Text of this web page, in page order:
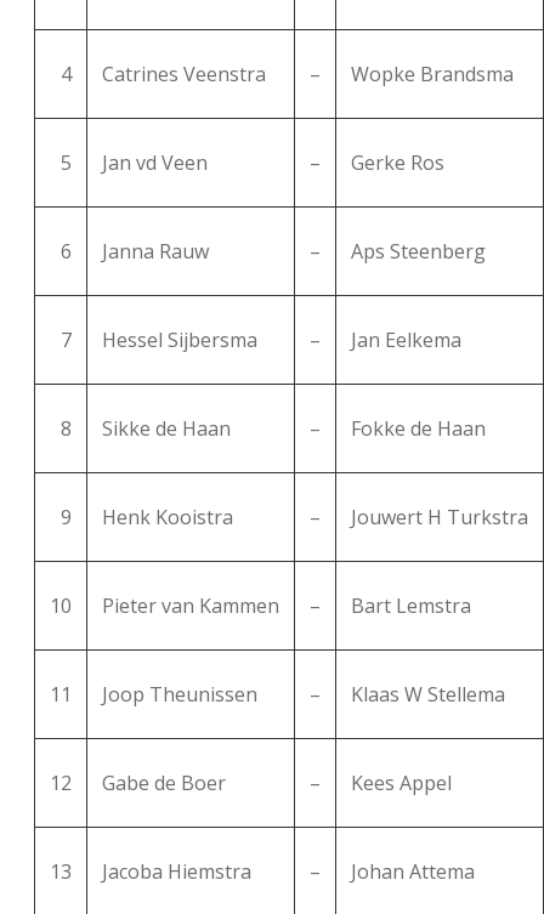
facebook
instagram
4 Catrines Veenstra – Wopke Brandsma
5 Jan vd Veen – Gerke Ros
6 Janna Rauw – Aps Steenberg
7 Hessel Sijbersma – Jan Eelkema
8 Sikke de Haan – Fokke de Haan
9 Henk Kooistra – Jouwert H Turkstra
10 Pieter van Kammen – Bart Lemstra
11 Joop Theunissen – Klaas W Stellema
12 Gabe de Boer – Kees Appel
13 Jacoba Hiemstra – Johan Attema